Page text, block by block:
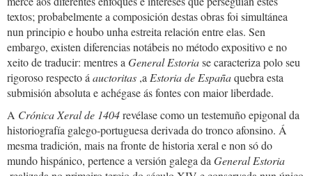
textos; probabelmente a composición destas obras foi simultánea
nun principio e houbo unha estreita relación entre elas. Sen
embargo, existen diferencias notábeis no método expositivo e no
xeito de traducir: mentres a General Estoriase caracteriza polo seu
rigoroso respecto á auctoritas ,a Estoria de Españaquebra esta
submisión absoluta e achégase ás fontes con maior liberdade.
A Crónica Xeral de 1404revélase como un testemuño epigonal da
historiografía galego-portuguesa derivada do tronco afonsino. Á
mesma tradición, mais na fronte de historia xeral e non só do
mundo hispánico, pertence a versión galega da General Estoria